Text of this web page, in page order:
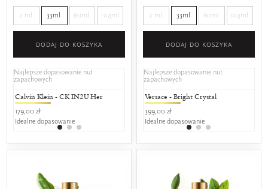
2 ml 33ml 60ml 104ml
DODAJ DO KOSZYKA
Najlepsze dopasowanie nut
zapachowych
Calvin Klein - CK IN2U Her
179,00 zł
Idealne dopasowanie
Jean Paul Gaultier - Classique
349,00 zł
50% wspólnych nut zapachowych
2 ml 33ml 60ml 104ml
DODAJ DO KOSZYKA
Najlepsze dopasowanie nut
zapachowych
Versace - Bright Crystal
399,00 zł
Idealne dopasowanie